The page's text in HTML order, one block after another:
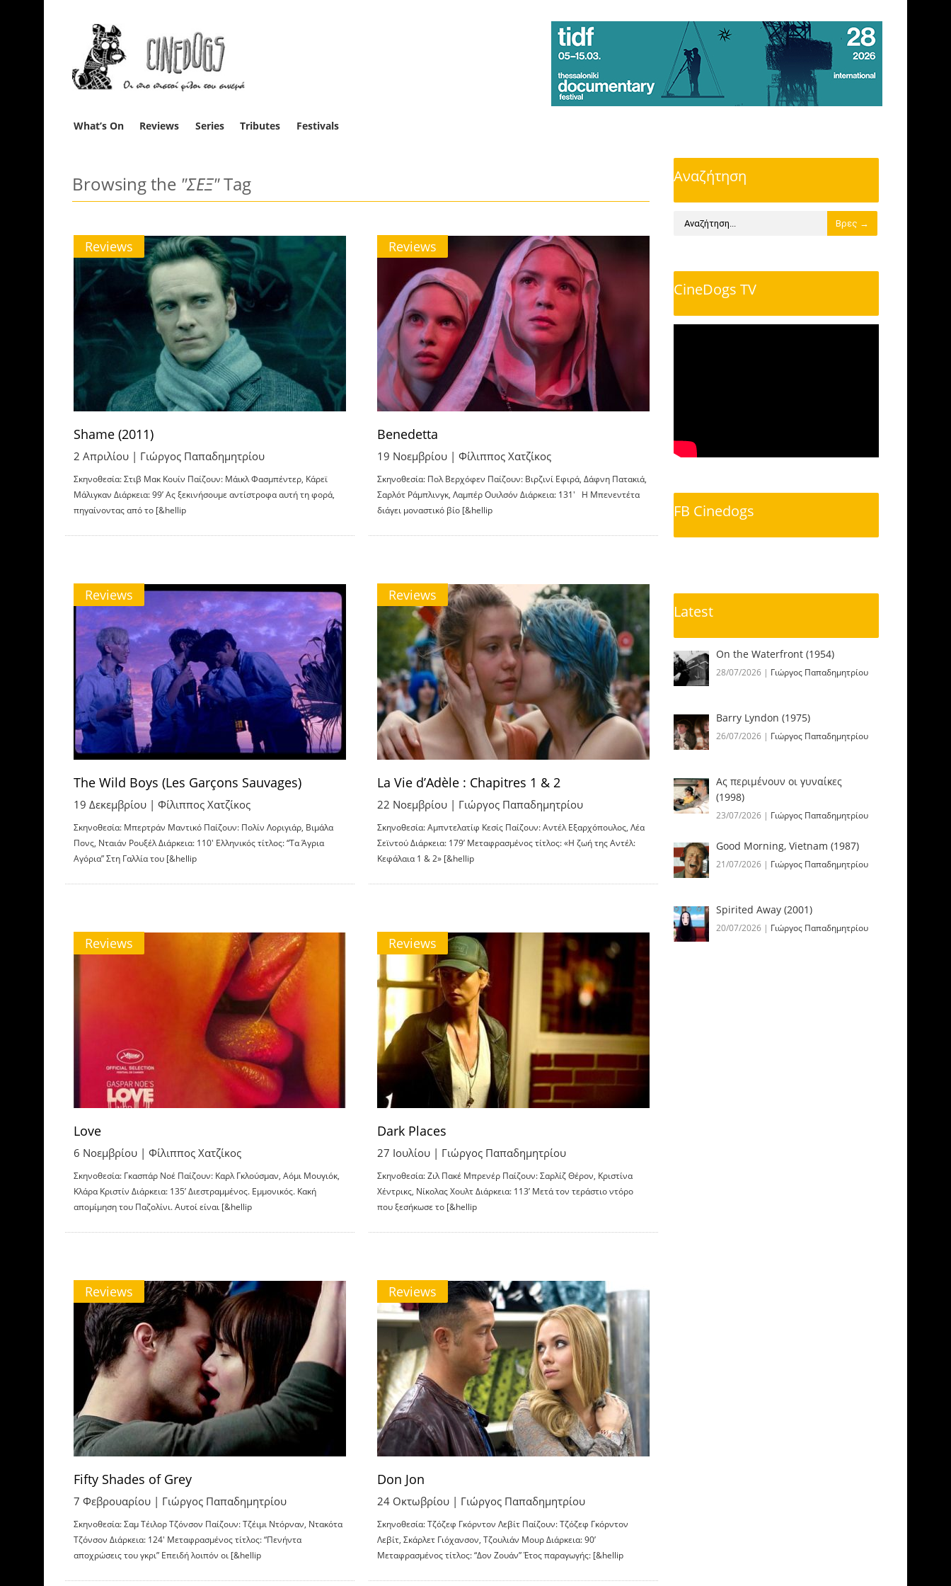
What’s On Reviews Series Tributes Festivals
Browsing the "ΣΕΞ"Tag
Reviews
Shame (2011)
2 Απριλίου | Γιώργος Παπαδημητρίου
Σκηνοθεσία: Στιβ Μακ Κουίν Παίζουν: Μάικλ Φασμπέντερ, Κάρεϊ
Μάλιγκαν Διάρκεια: 99’ Ας ξεκινήσουμε αντίστροφα αυτή τη φορά,
πηγαίνοντας από το [&hellip
Reviews
Benedetta
19 Νοεμβρίου | Φίλιππος Χατζίκος
Σκηνοθεσία: Πολ Βερχόφεν Παίζουν: Βιρζινί Εφιρά, Δάφνη Πατακιά,
Σαρλότ Ράμπλινγκ, Λαμπέρ Ουιλσόν Διάρκεια: 131′ Η Μπενεντέτα
διάγει μοναστικό βίο [&hellip
Reviews
The Wild Boys (Les Garçons Sauvages)
19 Δεκεμβρίου | Φίλιππος Χατζίκος
Σκηνοθεσία: Μπερτράν Μαντικό Παίζουν: Πολίν Λοριγιάρ, Βιμάλα
Πονς, Νταιάν Ρουξέλ Διάρκεια: 110′ Ελληνικός τίτλος: “Τα Άγρια
Αγόρια” Στη Γαλλία του [&hellip
Reviews
La Vie d’Adèle : Chapitres 1 & 2
22 Νοεμβρίου | Γιώργος Παπαδημητρίου
Σκηνοθεσία: Αμπντελατίφ Κεσίς Παίζουν: Αντέλ Εξαρχόπουλος, Λέα
Σεϊντού Διάρκεια: 179’ Μεταφρασμένος τίτλος: «Η ζωή της Αντέλ:
Κεφάλαια 1 & 2» [&hellip
Reviews
Love
6 Νοεμβρίου | Φίλιππος Χατζίκος
Σκηνοθεσία: Γκασπάρ Νοέ Παίζουν: Καρλ Γκλούσμαν, Αόμι Μουγιόκ,
Κλάρα Κριστίν Διάρκεια: 135’ Διεστραμμένος. Εμμονικός. Κακή
απομίμηση του Παζολίνι. Αυτοί είναι [&hellip
Reviews
Dark Places
27 Ιουλίου | Γιώργος Παπαδημητρίου
Σκηνοθεσία: Ζιλ Πακέ Μπρενέρ Παίζουν: Σαρλίζ Θέρον, Κριστίνα
Χέντρικς, Νίκολας Χουλτ Διάρκεια: 113’ Μετά τον τεράστιο ντόρο
που ξεσήκωσε το [&hellip
Reviews
Fifty Shades of Grey
7 Φεβρουαρίου | Γιώργος Παπαδημητρίου
Σκηνοθεσία: Σαμ Τέιλορ Τζόνσον Παίζουν: Τζέιμι Ντόρναν, Ντακότα
Τζόνσον Διάρκεια: 124′ Μεταφρασμένος τίτλος: “Πενήντα
αποχρώσεις του γκρι” Επειδή λοιπόν οι [&hellip
Reviews
Don Jon
24 Οκτωβρίου | Γιώργος Παπαδημητρίου
Σκηνοθεσία: Τζόζεφ Γκόρντον Λεβίτ Παίζουν: Τζόζεφ Γκόρντον
Λεβίτ, Σκάρλετ Γιόχανσον, Τζουλιάν Μουρ Διάρκεια: 90’
Μεταφρασμένος τίτλος: “Δον Ζουάν” Έτος παραγωγής: [&hellip
Αναζήτηση
CineDogs TV
FB Cinedogs
Latest
On the Waterfront (1954)
28/07/2026 | Γιώργος Παπαδημητρίου
Barry Lyndon (1975)
26/07/2026 | Γιώργος Παπαδημητρίου
Ας περιμένουν οι γυναίκες
(1998)
23/07/2026 | Γιώργος Παπαδημητρίου
Good Morning, Vietnam (1987)
21/07/2026 | Γιώργος Παπαδημητρίου
Spirited Away (2001)
20/07/2026 | Γιώργος Παπαδημητρίου